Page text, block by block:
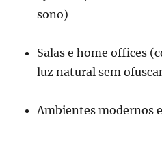
sono)
Salas e home offices
luz natural sem
Ambientes modernos